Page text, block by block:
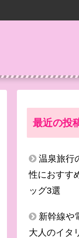
最近の投
温泉旅行
性におすす
ッグ3選
新幹線や
大人のイタ